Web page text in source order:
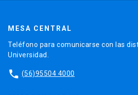
MESA CENTRAL
Teléfono para comunicarse con las
Universidad.
phone (56)95504 4000